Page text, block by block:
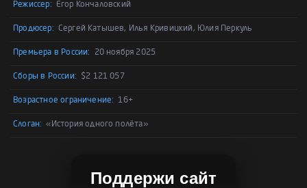
Режиссер: Егор Кончаловский
Продюсер: Сергей Катышев, Илья Кривицкий, Юлия Перкуль
Премьера в России: 20 ноября 2025
Сборы в России: $2 121 057
Возрастное ограничение: 16+
Слоган: «История одного полёта»
Поддержи сайт